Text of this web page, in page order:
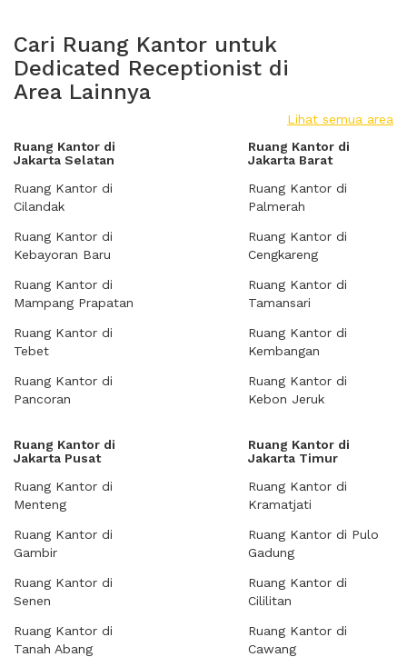
Cari Ruang Kantor untuk
Dedicated Receptionist di
Area Lainnya
Lihat semua area
Ruang Kantor di
Jakarta Selatan
Ruang Kantor di
Cilandak
Ruang Kantor di
Kebayoran Baru
Ruang Kantor di
Mampang Prapatan
Ruang Kantor di
Tebet
Ruang Kantor di
Pancoran
Ruang Kantor di
Jakarta Barat
Ruang Kantor di
Palmerah
Ruang Kantor di
Cengkareng
Ruang Kantor di
Tamansari
Ruang Kantor di
Kembangan
Ruang Kantor di
Kebon Jeruk
Ruang Kantor di
Jakarta Pusat
Ruang Kantor di
Menteng
Ruang Kantor di
Gambir
Ruang Kantor di
Senen
Ruang Kantor di
Tanah Abang
Ruang Kantor di
Jakarta Timur
Ruang Kantor di
Kramatjati
Ruang Kantor di Pulo
Gadung
Ruang Kantor di
Cililitan
Ruang Kantor di
Cawang